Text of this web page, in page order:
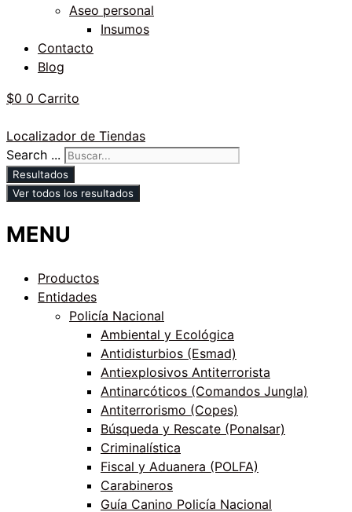
Aseo personal
Insumos
Contacto
Blog
$0 0 Carrito
Localizador de Tiendas
Search ...
Resultados
Ver todos los resultados
MENU
Productos
Entidades
Policía Nacional
Ambiental y Ecológica
Antidisturbios (Esmad)
Antiexplosivos Antiterrorista
Antinarcóticos (Comandos Jungla)
Antiterrorismo (Copes)
Búsqueda y Rescate (Ponalsar)
Criminalística
Fiscal y Aduanera (POLFA)
Carabineros
Guía Canino Policía Nacional